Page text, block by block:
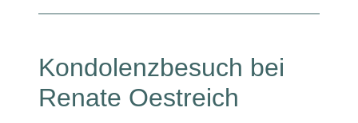
Kondolenzbesuch bei
Renate Oestreich